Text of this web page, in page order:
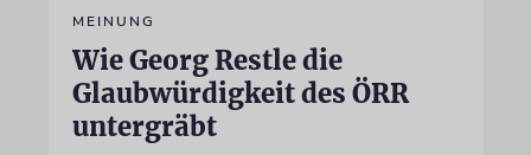
MEINUNG
Wie Georg Restle die
Glaubwürdigkeit des ÖRR
untergräbt